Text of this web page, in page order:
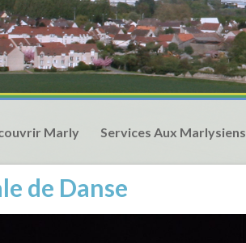
Marly Services Aux Marlysiens
de Danse